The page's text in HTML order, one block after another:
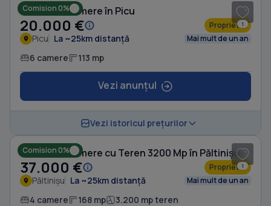
1
Comision 0%
Casă cu 6 camere în Picu
20.000 € Proprietar
Picu La ~25km distanță Mai mult de un an
6 camere 113 mp
Vezi anunțul
Vezi istoricul prețurilor
1
Comision 0%
Casă cu 4 camere cu Teren 3200 Mp în Păltinișu
37.000 € Proprietar
Păltinișu La ~25km distanță Mai mult de un an
4 camere 168 mp 3.200 mp teren